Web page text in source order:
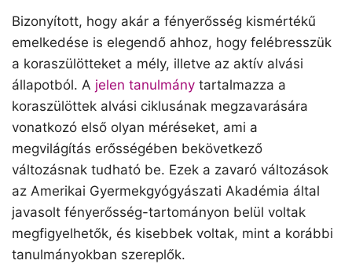
Bizonyított, hogy akár a fényerősség kismértékű
emelkedése is elegendő ahhoz, hogy felébresszük
a koraszülötteket a mély, illetve az aktív alvási
állapotból. A jelen tanulmány tartalmazza a
koraszülöttek alvási ciklusának megzavarására
vonatkozó első olyan méréseket, ami a
megvilágítás erősségében bekövetkező
változásnak tudható be. Ezek a zavaró változások
az Amerikai Gyermekgyógyászati Akadémia által
javasolt fényerősség-tartományon belül voltak
megfigyelhetők, és kisebbek voltak, mint a korábbi
tanulmányokban szereplők.